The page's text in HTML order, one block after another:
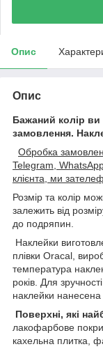
Опис
Опис
Бажаний колір
замовлення.
Обробка
Telegram,
клієнта, ми
Розмір та колір
залежить від
до подряпин.
Наклейки
плівки Oracal,
температура
років. Для
наклейки нанесена
Поверхні, які
лакофарбове
кахельна плитка,